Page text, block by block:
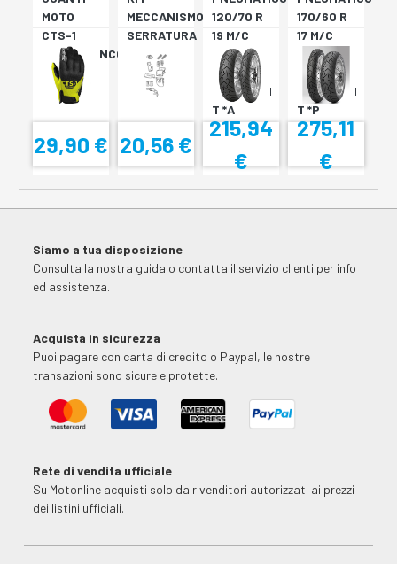
MOTO
CTS-1
NERO/BIANCO
29,90 €
MECCANISMO
SERRATURA
SH33
SH34
20,56 €
120/70 R
19 M/C
60V TL
???
SCORPION
T *A
215,94
€
170/60 R
17 M/C
72V
TL????
SCORPION
T *P
275,11
€
Siamo a tua disposizione
Consulta la nostra guida o contatta il servizio clienti per info
ed assistenza.
Acquista in sicurezza
Puoi pagare con carta di credito o Paypal, le nostre
transazioni sono sicure e protette.
Rete di vendita ufficiale
Su Motonline acquisti solo da rivenditori autorizzati ai prezzi
dei listini ufficiali.